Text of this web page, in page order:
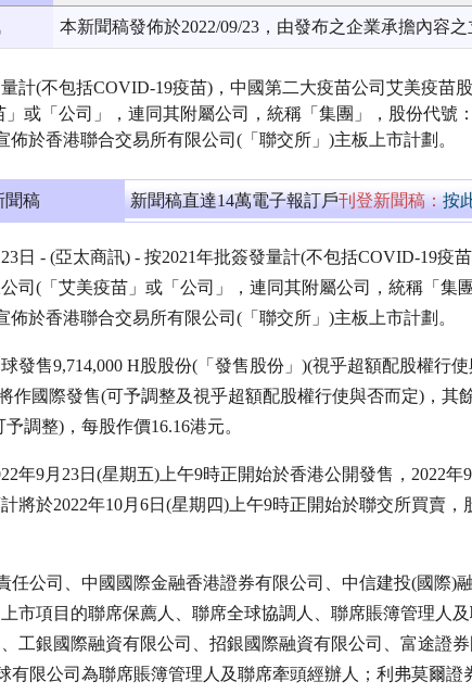
本新聞稿發佈於2022/09/23，由發布之企業承擔內容
計(不包括COVID-19疫苗)，中國第二大疫苗公司艾美疫苗
或「公司」，連同其附屬公司，統稱「集團」，股份代號：
佈於香港聯合交易所有限公司(「聯交所」)主板上市計劃。
聞稿 新聞稿直達14萬電子報訂戶刊登新聞稿：按
日 - (亞太商訊) - 按2021年批簽發量計(不包括COVID-19疫
司(「艾美疫苗」或「公司」，連同其附屬公司，統稱「集
佈於香港聯合交易所有限公司(「聯交所」)主板上市計劃。
發售9,714,000 H股股份(「發售股份」)(視乎超額配股權行
作國際發售(可予調整及視乎超額配股權行使與否而定)，其
調整)，每股作價16.16港元。
年9月23日(星期五)上午9時正開始於香港公開發售，2022年
將於2022年10月6日(星期四)上午9時正開始於聯交所買賣，
任公司、中國國際金融香港證券有限公司、中信建投(國際)
市項目的聯席保薦人、聯席全球協調人、聯席賬簿管理人
工銀國際融資有限公司、招銀國際融資有限公司、富途證
有限公司為聯席賬簿管理人及聯席牽頭經辦人；利弗莫爾證